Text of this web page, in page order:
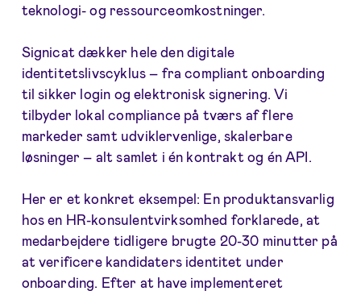
teknologi- og ressourceomkostninger.
Signicat dækker hele den digitale
identitetslivscyklus – fra compliant onboarding
til sikker login og elektronisk signering. Vi
tilbyder lokal compliance på tværs af flere
markeder samt udviklervenlige, skalerbare
løsninger – alt samlet i én kontrakt og én API.
Her er et konkret eksempel: En produktansvarlig
hos en HR-konsulentvirksomhed forklarede, at
medarbejdere tidligere brugte 20-30 minutter på
at verificere kandidaters identitet under
onboarding. Efter at have implementeret